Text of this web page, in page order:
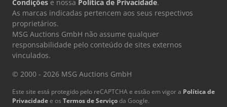
Condições e nossa Política de Privacidade.
As marcas indicadas pertencem aos seus respectivos
proprietários.
MSG Auctions GmbH não assume qualquer
responsabilidade pelo conteúdo de sites externos
vinculados.
© 2000 - 2026 MSG Auctions GmbH
Este site está protegido pelo reCAPTCHA e estão em vigor a Política de
Privacidadee os Termos de Serviçoda Google.